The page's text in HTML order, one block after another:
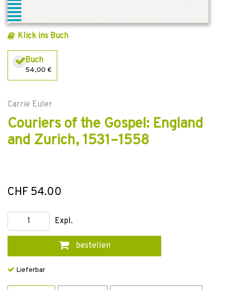
Klick ins Buch
Buch
54,00 €
Carrie Euler
Couriers of the Gospel: England
and Zurich, 1531–1558
CHF 54.00
Expl.
bestellen
Lieferbar